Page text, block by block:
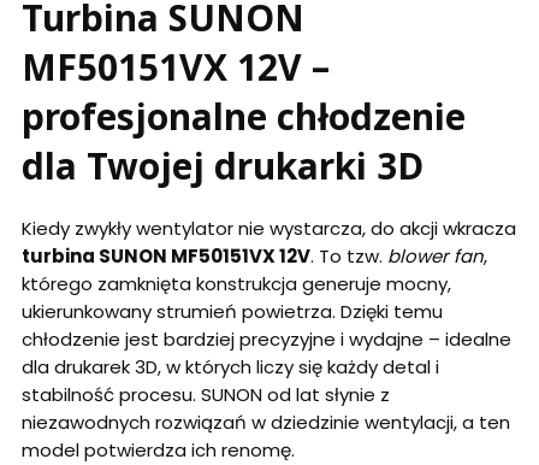
Turbina SUNON
MF50151VX 12V –
profesjonalne chłodzenie
dla Twojej drukarki 3D
Kiedy zwykły wentylator nie wystarcza, do akcji wkracza
turbina SUNON MF50151VX 12V. To tzw. blower fan,
którego zamknięta konstrukcja generuje mocny,
ukierunkowany strumień powietrza. Dzięki temu
chłodzenie jest bardziej precyzyjne i wydajne – idealne
dla drukarek 3D, w których liczy się każdy detal i
stabilność procesu. SUNON od lat słynie z
niezawodnych rozwiązań w dziedzinie wentylacji, a ten
model potwierdza ich renomę.